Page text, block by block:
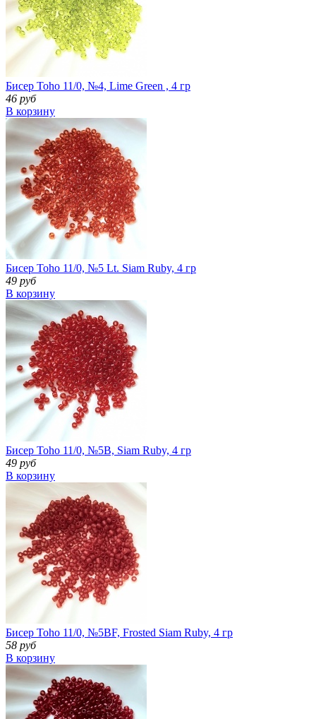
Бисер Toho 11/0, №4, Lime Green , 4 гр
46 руб
В корзину
Бисер Toho 11/0, №5 Lt. Siam Ruby, 4 гр
49 руб
В корзину
Бисер Toho 11/0, №5В, Siam Ruby, 4 гр
49 руб
В корзину
Бисер Toho 11/0, №5ВF, Frosted Siam Ruby, 4 гр
58 руб
В корзину